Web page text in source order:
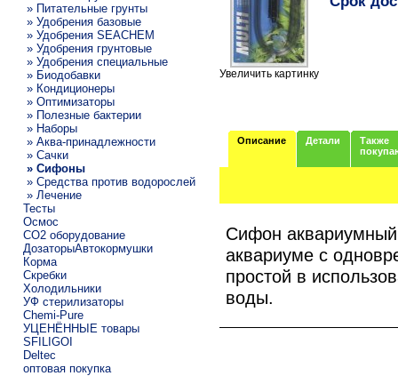
» Питательные грунты
» Удобрения базовые
» Удобрения SEACHEM
» Удобрения грунтовые
» Удобрения специальные
» Биодобавки
» Кондиционеры
» Оптимизаторы
» Полезные бактерии
» Наборы
» Аква-принадлежности
» Сачки
» Сифоны
» Средства против водорослей
» Лечение
Тесты
Осмос
CO2 оборудование
ДозаторыАвтокормушки
Корма
Скребки
Холодильники
УФ стерилизаторы
Chemi-Pure
УЦЕНЁННЫЕ товары
SFILIGOI
Deltec
оптовая покупка
Увеличить картинку
Описание Детали
Также
Сифон аквариумный
аквариуме с
простой в
воды.